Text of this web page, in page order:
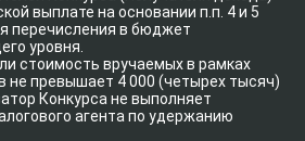
выплате на основании п.п. 4 и 5
перечисления в бюджет
уровня.
стоимость вручаемых в рамках
не превышает 4 000 (четырех тысяч)
Конкурса не выполняет
агента по удержанию